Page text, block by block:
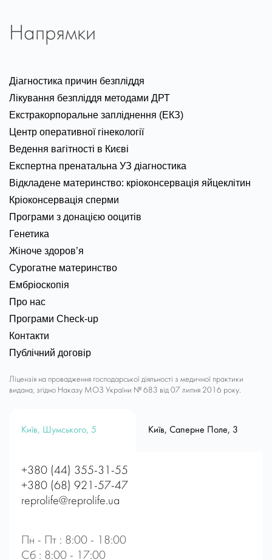
Напрямки
Діагностика причин безпліддя
Лікування безпліддя методами ДРТ
Екстракорпоральне запліднення (ЕКЗ)
Центр оперативної гінекології
Ведення вагітності в Києві
Експертна пренатальна УЗ діагностика
Відкладене материнство: кріоконсервація яйцеклітин
Кріоконсервація сперми
Програми з донацією ооцитів
Генетика
Жіноче здоров’я
Сурогатне материнство
Ембріоскопія
Про нас
Програми Check-up
Контакти
Публічний договір
Ліцензія на провадження господарської діяльності з медичної практики
видана, згідно Наказу МОЗ України № 683 від 07 липня 2016 року.
Київ, Шумського, 5 Київ, Саперне Поле, 3
+380 (44) 355-31-55
+380 (68) 921-57-47
reprolife@reprolife.ua
Пн - Пт : 8:00 - 18:00
Сб : 8:00 - 17:00